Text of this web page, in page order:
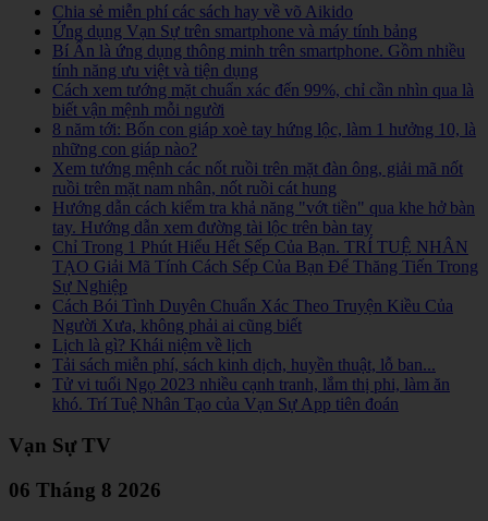
Chia sẻ miễn phí các sách hay về võ Aikido
Ứng dụng Vạn Sự trên smartphone và máy tính bảng
Bí Ẩn là ứng dụng thông minh trên smartphone. Gồm nhiều
tính năng ưu việt và tiện dụng
Cách xem tướng mặt chuẩn xác đến 99%, chỉ cần nhìn qua là
biết vận mệnh mỗi người
8 năm tới: Bốn con giáp xoè tay hứng lộc, làm 1 hưởng 10, là
những con giáp nào?
Xem tướng mệnh các nốt ruồi trên mặt đàn ông, giải mã nốt
ruồi trên mặt nam nhân, nốt ruồi cát hung
Hướng dẫn cách kiểm tra khả năng "vớt tiền" qua khe hở bàn
tay. Hướng dẫn xem đường tài lộc trên bàn tay
Chỉ Trong 1 Phút Hiểu Hết Sếp Của Bạn. TRÍ TUỆ NHÂN
TẠO Giải Mã Tính Cách Sếp Của Bạn Để Thăng Tiến Trong
Sự Nghiệp
Cách Bói Tình Duyên Chuẩn Xác Theo Truyện Kiều Của
Người Xưa, không phải ai cũng biết
Lịch là gì? Khái niệm về lịch
Tải sách miễn phí, sách kinh dịch, huyền thuật, lỗ ban...
Tử vi tuổi Ngọ 2023 nhiều cạnh tranh, lắm thị phi, làm ăn
khó. Trí Tuệ Nhân Tạo của Vạn Sự App tiên đoán
Vạn Sự TV
06 Tháng 8 2026